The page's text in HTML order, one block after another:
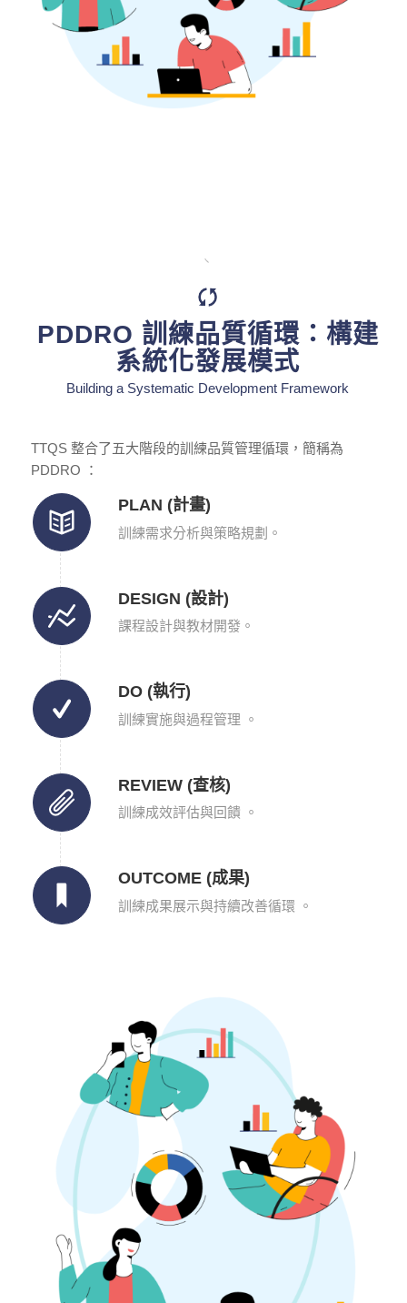
PDDRO 訓練品質循環：構建
系統化發展模式
Building a Systematic Development Framework
TTQS 整合了五大階段的訓練品質管理循環，簡稱為
PDDRO ：
PLAN (計畫)
訓練需求分析與策略規劃。
DESIGN (設計)
課程設計與教材開發。
DO (執行)
訓練實施與過程管理 。
REVIEW (查核)
訓練成效評估與回饋 。
OUTCOME (成果)
訓練成果展示與持續改善循環 。